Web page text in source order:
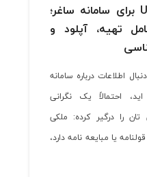
نقشه UTM برای سامانه ساغر؛
تهیه، آپلود و
اطلاعات درباره سامانه
احتمالاً یک نگرانی
را درگیر کرده: ملکی
یا مبایعه نامه دارد،